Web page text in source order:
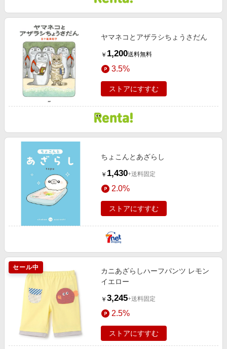
ヤマネコとアザラシちょうさだん
￥ 1,200送料無料
3.5%
ストアにすすむ
ちょこんとあざらし
￥ 1,430+送料固定
2.0%
ストアにすすむ
セール中
カニあざらしハーフパンツ レモン
イエロー
￥ 3,245+送料固定
2.5%
ストアにすすむ